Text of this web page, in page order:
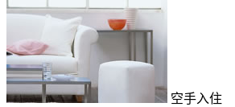
空手入住